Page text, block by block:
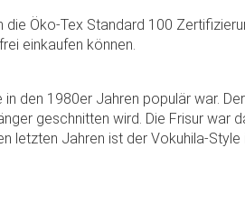
Öko-Tex Standard 100
einkaufen können.
den 1980er Jahren populär war.
geschnitten wird. Die Frisur
letzten Jahren ist der Vokuhila-